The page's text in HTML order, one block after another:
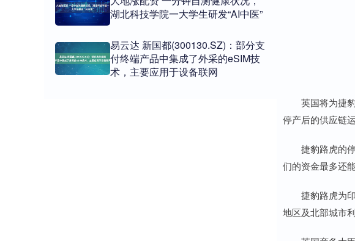
英国将为捷豹
停产后的供应链运
捷豹路虎的停
们的资金最多还
捷豹路虎为印
地区及北部城市
湖北科技学院一大学生研发“AI中医”
易云达 新国都(300130.SZ)：部分支
付终端产品中集成了外采的eSIM技
术，主要应用于设备联网